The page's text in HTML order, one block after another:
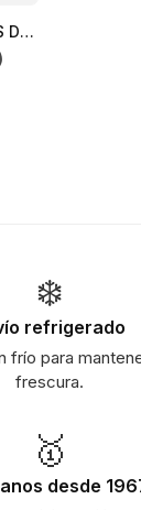
PIMIENTOS RELLENOS DE CARNE 450
❄️
refrigerado
frío para
frescura.
🥇
desde